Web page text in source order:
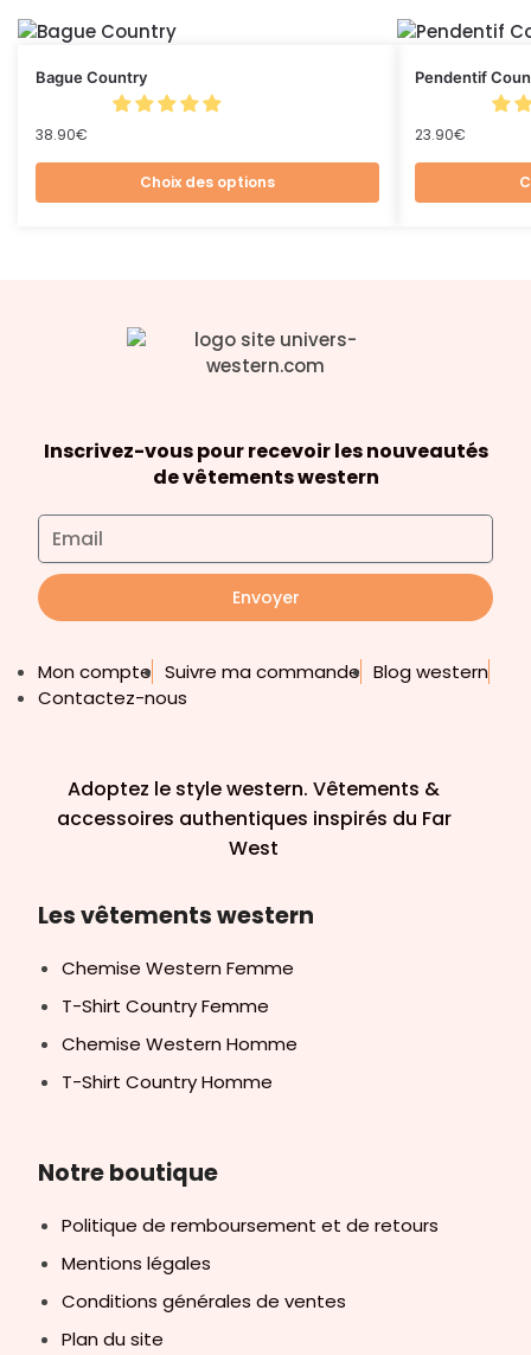
Bague Country
38.90€
Choix des options
Pendentif
23.90€
Inscrivez-vous pour recevoir les nouveautés
de vêtements western
Envoyer
Mon compte Suivre ma commande Blog western
Contactez-nous
Adoptez le style western. Vêtements &
accessoires authentiques inspirés du Far
West
Les vêtements western
Chemise Western Femme
T-Shirt Country Femme
Chemise Western Homme
T-Shirt Country Homme
Notre boutique
Politique de remboursement et de retours
Mentions légales
Conditions générales de ventes
Plan du site